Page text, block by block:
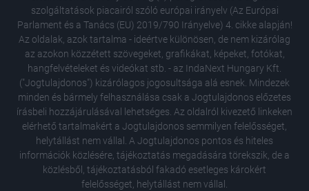
szolgáltatások piacairól szóló európai irányelv (Az Európai
Parlament és a Tanács (EU) 2019/790 Irányelve) 4. cikke alapján!
Az oldalak, azok tartalma - ideértve különösen, de nem kizárólag
az azokon közzétett szövegeket, grafikákat, képeket, fotókat,
hangfelvételeket és videókat stb. - az IndaNext Hungary Kft.
("Jogtulajdonos") kizárólagos jogosultsága alá esnek. Mindezek
minden és bármely felhasználása csak a Jogtulajdonos előzetes
írásbeli hozzájárulásával lehetséges. Az oldalról kivezető linkeken
elérhető tartalmakért a Jogtulajdonos semmilyen felelősséget,
helytállást nem vállal. A Jogtulajdonos pontos és hiteles
információk közlésére, tájékoztatás megadására törekszik, de a
közlésből, tájékoztatásból fakadó esetleges károkért
felelősséget, helytállást nem vállal.